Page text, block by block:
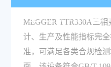
哪些行业标准及合规
MEGGER TTR330A三
计、生产及性能指标完
准，可满足各类合规检